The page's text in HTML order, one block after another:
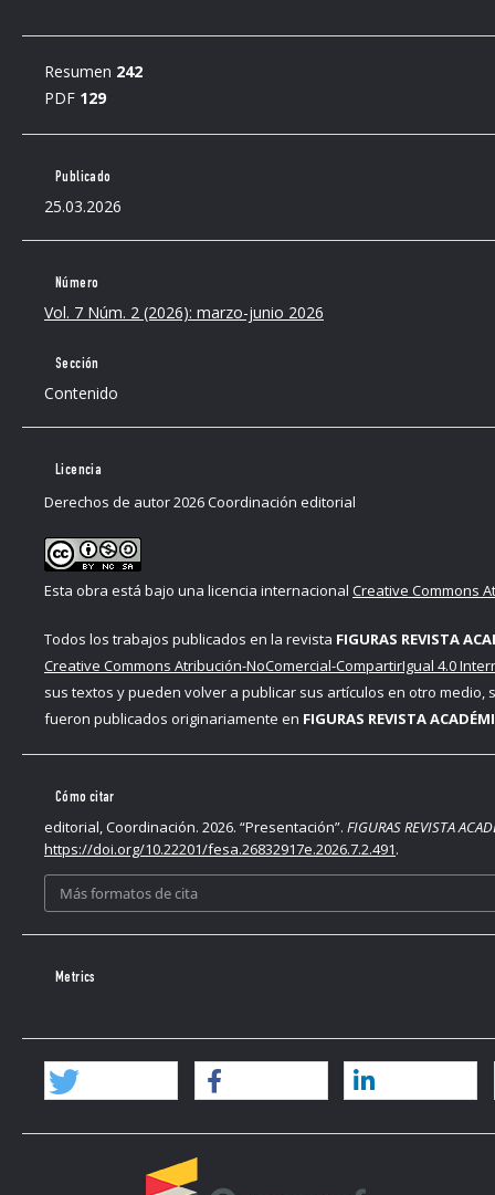
Resumen 242
PDF 129
Publicado
25.03.2026
Número
Vol. 7 Núm. 2 (2026): marzo-junio 2026
Sección
Contenido
Licencia
Derechos de autor 2026 Coordinación editorial
Esta obra está bajo una licencia internacional Creative Commons
Todos los trabajos publicados en la revista FIGURAS REVISTA
Creative Commons Atribución-NoComercial-CompartirIgual 4.0
sus textos y pueden volver a publicar sus artículos en otro
fueron publicados originariamente en FIGURAS REVISTA
Cómo citar
editorial, Coordinación. 2026. “Presentación”. FIGURAS REVISTA
https://doi.org/10.22201/fesa.26832917e.2026.7.2.491.
Más formatos de cita
Metrics